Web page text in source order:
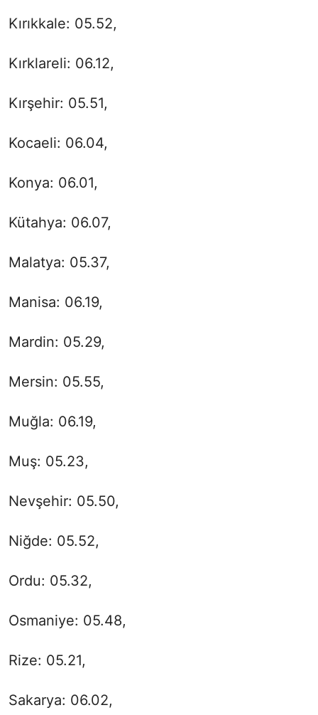
Kırıkkale: 05.52,
Kırklareli: 06.12,
Kırşehir: 05.51,
Kocaeli: 06.04,
Konya: 06.01,
Kütahya: 06.07,
Malatya: 05.37,
Manisa: 06.19,
Mardin: 05.29,
Mersin: 05.55,
Muğla: 06.19,
Muş: 05.23,
Nevşehir: 05.50,
Niğde: 05.52,
Ordu: 05.32,
Osmaniye: 05.48,
Rize: 05.21,
Sakarya: 06.02,